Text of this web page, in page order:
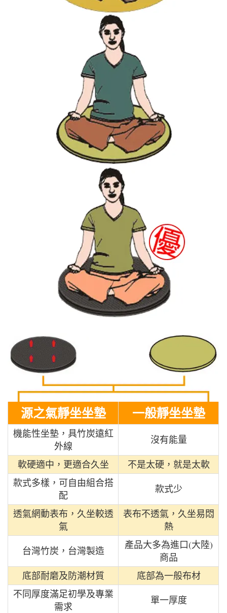
源之氣靜坐坐墊 一般靜坐坐墊
機能性坐墊，具竹炭遠紅
外線
沒有能量
軟硬適中，更適合久坐
不是太硬，就是太軟
款式多樣，可自由組合搭
配
款式少
透氣網動表布，久坐較透
氣
表布不透氣，久坐易悶
熱
台灣竹炭，台灣製造
產品大多為進口(大陸)
商品
底部耐磨及防潮材質
底部為一般布材
不同厚度滿足初學及專業
需求
單一厚度